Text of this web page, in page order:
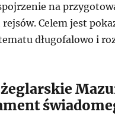
na
Celem jest
długofalowo i